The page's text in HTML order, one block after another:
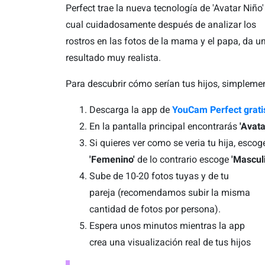
Perfect trae la nueva tecnología de 'Avatar
cual cuidadosamente después de analizar los
rostros en las fotos de la mama y el papa, da un
resultado muy realista.
Para descubrir cómo serían tus hijos,
Descarga la app de YouCam Perfect
En la pantalla principal encontrarás
Si quieres ver como se veria tu hija,
'Femenino'de lo contrario escoge
Sube de 10-20 fotos tuyas y de tu
pareja (recomendamos subir la misma
cantidad de fotos por persona).
Espera unos minutos mientras la app
crea una visualización real de tus hijos